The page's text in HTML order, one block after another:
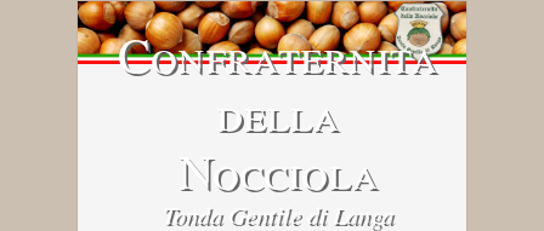
Confraternita
della
Nocciola
Tonda Gentile di Langa